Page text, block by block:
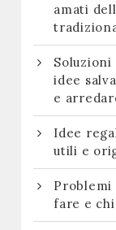
amati
idee
e
Idee
utili e
Problemi
fare e